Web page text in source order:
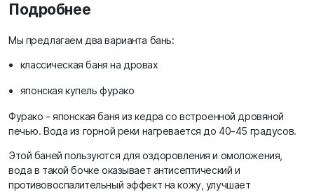
Подробнее
Мы предлагаем два варианта бань:
классическая баня на дровах
японская купель фурако
Фурако - японская баня из кедра со встроенной дровяной
печью. Вода из горной реки нагревается до 40-45 градусов.
Этой баней пользуются для оздоровления и омоложения,
вода в такой бочке оказывает антисептический и
противовоспалительный эффект на кожу, улучшает